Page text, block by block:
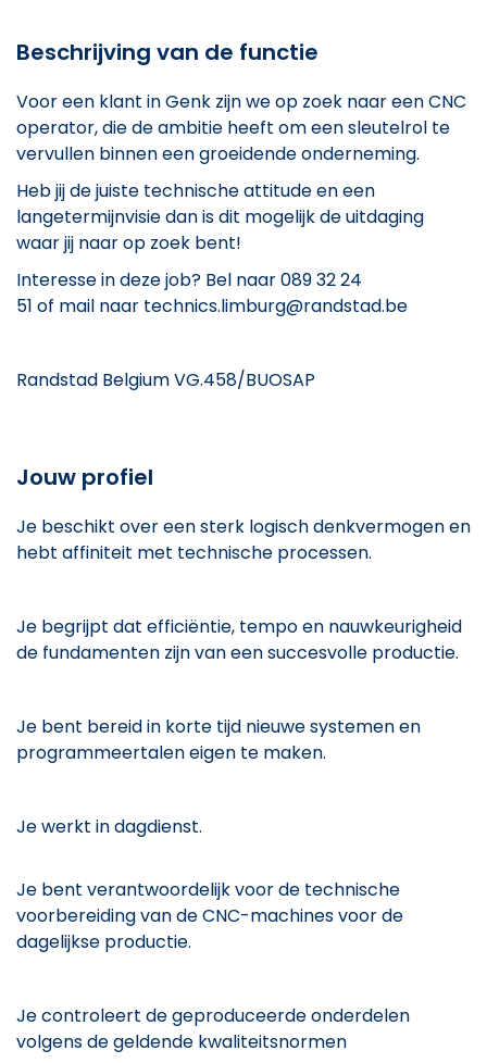
Beschrijving van de functie
Voor een klant in Genk zijn we op zoek naar een CNC
operator, die de ambitie heeft om een sleutelrol te
vervullen binnen een groeidende onderneming.
Heb jij de juiste technische attitude en een
langetermijnvisie dan is dit mogelijk de uitdaging
waar jij naar op zoek bent!
Interesse in deze job? Bel naar 089 32 24
51 of mail naar technics.limburg@randstad.be
Randstad Belgium VG.458/BUOSAP
Jouw profiel
Je beschikt over een sterk logisch denkvermogen en
hebt affiniteit met technische processen.
Je begrijpt dat efficiëntie, tempo en nauwkeurigheid
de fundamenten zijn van een succesvolle productie.
Je bent bereid in korte tijd nieuwe systemen en
programmeertalen eigen te maken.
Je werkt in dagdienst.
Je bent verantwoordelijk voor de technische
voorbereiding van de CNC-machines voor de
dagelijkse productie.
Je controleert de geproduceerde onderdelen
volgens de geldende kwaliteitsnormen